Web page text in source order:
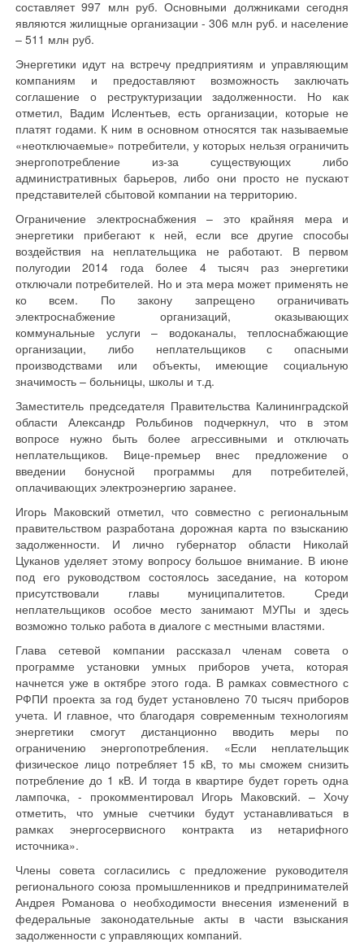
составляет 997 млн руб. Основными должниками сегодня
являются жилищные организации - 306 млн руб. и население
– 511 млн руб.
Энергетики идут на встречу предприятиям и управляющим
компаниям и предоставляют возможность заключать
соглашение о реструктуризации задолженности. Но как
отметил, Вадим Ислентьев, есть организации, которые не
платят годами. К ним в основном относятся так называемые
«неотключаемые» потребители, у которых нельзя ограничить
энергопотребление из-за существующих либо
административных барьеров, либо они просто не пускают
представителей сбытовой компании на территорию.
Ограничение электроснабжения – это крайняя мера и
энергетики прибегают к ней, если все другие способы
воздействия на неплательщика не работают. В первом
полугодии 2014 года более 4 тысяч раз энергетики
отключали потребителей. Но и эта мера может применять не
ко всем. По закону запрещено ограничивать
электроснабжение организаций, оказывающих
коммунальные услуги – водоканалы, теплоснабжающие
организации, либо неплательщиков с опасными
производствами или объекты, имеющие социальную
значимость – больницы, школы и т.д.
Заместитель председателя Правительства Калининградской
области Александр Рольбинов подчеркнул, что в этом
вопросе нужно быть более агрессивными и отключать
неплательщиков. Вице-премьер внес предложение о
введении бонусной программы для потребителей,
оплачивающих электроэнергию заранее.
Игорь Маковский отметил, что совместно с региональным
правительством разработана дорожная карта по взысканию
задолженности. И лично губернатор области Николай
Цуканов уделяет этому вопросу большое внимание. В июне
под его руководством состоялось заседание, на котором
присутствовали главы муниципалитетов. Среди
неплательщиков особое место занимают МУПы и здесь
возможно только работа в диалоге с местными властями.
Глава сетевой компании рассказал членам совета о
программе установки умных приборов учета, которая
начнется уже в октябре этого года. В рамках совместного с
РФПИ проекта за год будет установлено 70 тысяч приборов
учета. И главное, что благодаря современным технологиям
энергетики смогут дистанционно вводить меры по
ограничению энергопотребления. «Если неплательщик
физическое лицо потребляет 15 кВ, то мы сможем снизить
потребление до 1 кВ. И тогда в квартире будет гореть одна
лампочка, - прокомментировал Игорь Маковский. – Хочу
отметить, что умные счетчики будут устанавливаться в
рамках энергосервисного контракта из нетарифного
источника».
Члены совета согласились с предложение руководителя
регионального союза промышленников и предпринимателей
Андрея Романова о необходимости внесения изменений в
федеральные законодательные акты в части взыскания
задолженности с управляющих компаний.